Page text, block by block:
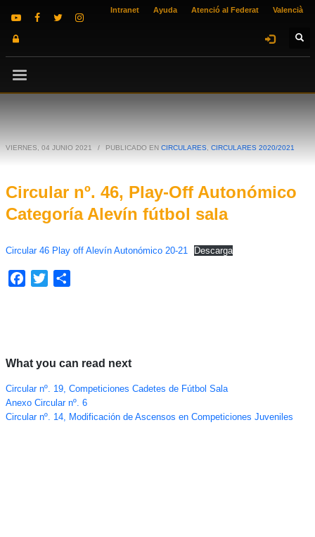
Intranet Ayuda Atenció al Federat Valencià
VIERNES, 04 JUNIO 2021 / PUBLICADO EN CIRCULARES CIRCULARES 2020/2021
Circular nº. 46, Play-Off Autonómico
Categoría Alevín fútbol sala
Circular 46 Play off Alevín Autonómico 20-21 Descarga
Facebook
Twitter
What you can read next
Circular nº. 19, Competiciones Cadetes de Fútbol Sala
Anexo Circular nº. 6
Circular nº. 14, Modificación de Ascensos en Competiciones Juveniles